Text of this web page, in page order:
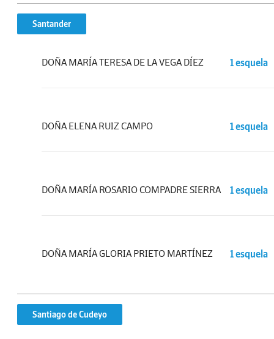
Santander
DOÑA MARÍA TERESA DE LA VEGA DÍEZ 1 esquela
DOÑA ELENA RUIZ CAMPO 1 esquela
DOÑA MARÍA ROSARIO COMPADRE SIERRA 1 esquela
DOÑA MARÍA GLORIA PRIETO MARTÍNEZ 1 esquela
Santiago de Cudeyo